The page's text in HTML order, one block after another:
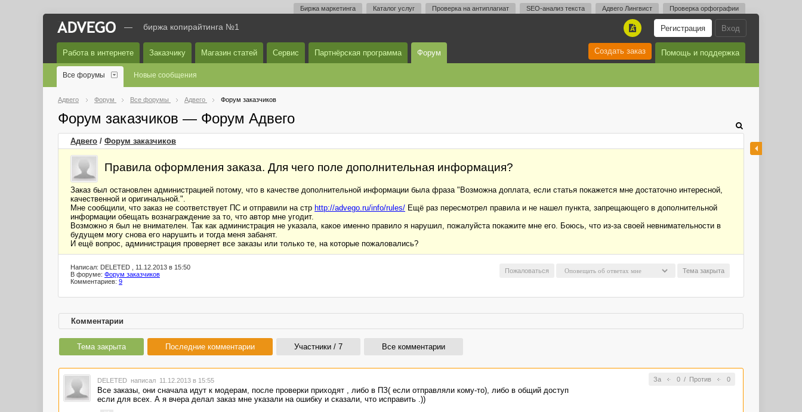
Биржа маркетинга Каталог услуг Проверка на антиплагиат SEO-анализ текста Адвего Лингвист Проверка орфографии
Вход
Регистрация
A
— биржа копирайтинга №1
Работа в интернете Заказчику Магазин статей Сервис Партнёрская программа Форум Помощь и поддержка
Создать заказ
Все форумы Новые сообщения
Адвего Форум Все форумы Адвего Форум заказчиков
Форум заказчиков — Форум Адвего
Адвего / Форум заказчиков
Правила оформления заказа. Для чего поле дополнительная информация?
Заказ был остановлен администрацией потому, что в качестве дополнительной информации была фраза "Возможна доплата, если статья покажется мне достаточно интересной,
качественной и оригинальной.".
Мне сообщили, что заказ не соответствует ПС и отправили на стр http://advego.ru/info/rules/ Ещё раз пересмотрел правила и не нашел пункта, запрещающего в дополнительной
информации обещать вознаграждение за то, что автор мне угодит.
Возможно я был не внимателен. Так как администрация не указала, какое именно правило я нарушил, пожалуйста покажите мне его. Боюсь, что из-за своей невнимательности в
будущем могу снова его нарушить и тогда меня забанят.
И ещё вопрос, администрация проверяет все заказы или только те, на которые пожаловались?
Тема закрыта
Пожаловаться
Написал: DELETED , 11.12.2013 в 15:50
В форуме: Форум заказчиков
Комментариев: 9
Комментарии
Тема закрыта Последние комментарии Участники / 7 Все комментарии
За 0/ Против 0
DELETED написал 11.12.2013 в 15:55
Все заказы, они сначала идут к модерам, после проверки приходят , либо в ПЗ( если отправляли кому-то), либо в общий доступ
если для всех. А я вчера делал заказ мне указали на ошибку и сказали, что исправить .))